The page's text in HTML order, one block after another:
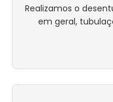
Realizamos o
em geral,